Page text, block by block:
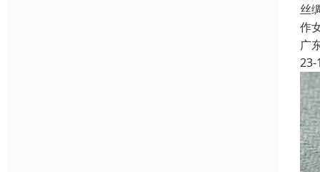
丝
作
广
23-